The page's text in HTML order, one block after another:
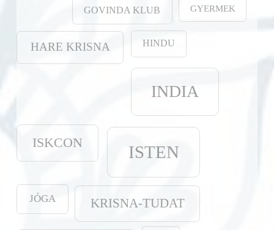
GOVINDA KLUB GYERMEK
HARE KRISNA HINDU
INDIA
ISKCON ISTEN
JÓGA KRISNA-TUDAT